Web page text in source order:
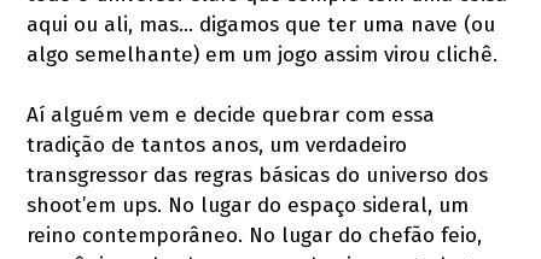
aqui ou ali, mas… digamos que ter uma nave (ou
algo semelhante) em um jogo assim virou clichê.
Aí alguém vem e decide quebrar com essa
tradição de tantos anos, um verdadeiro
transgressor das regras básicas do universo dos
shoot’em ups. No lugar do espaço sideral, um
reino contemporâneo. No lugar do chefão feio,